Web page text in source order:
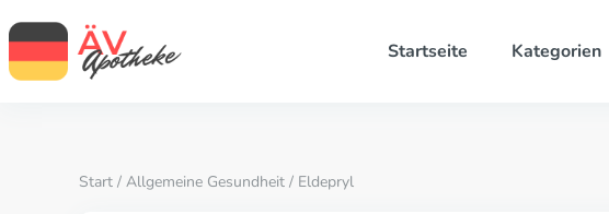
Startseite Kategorien
Start / Allgemeine Gesundheit / Eldepryl